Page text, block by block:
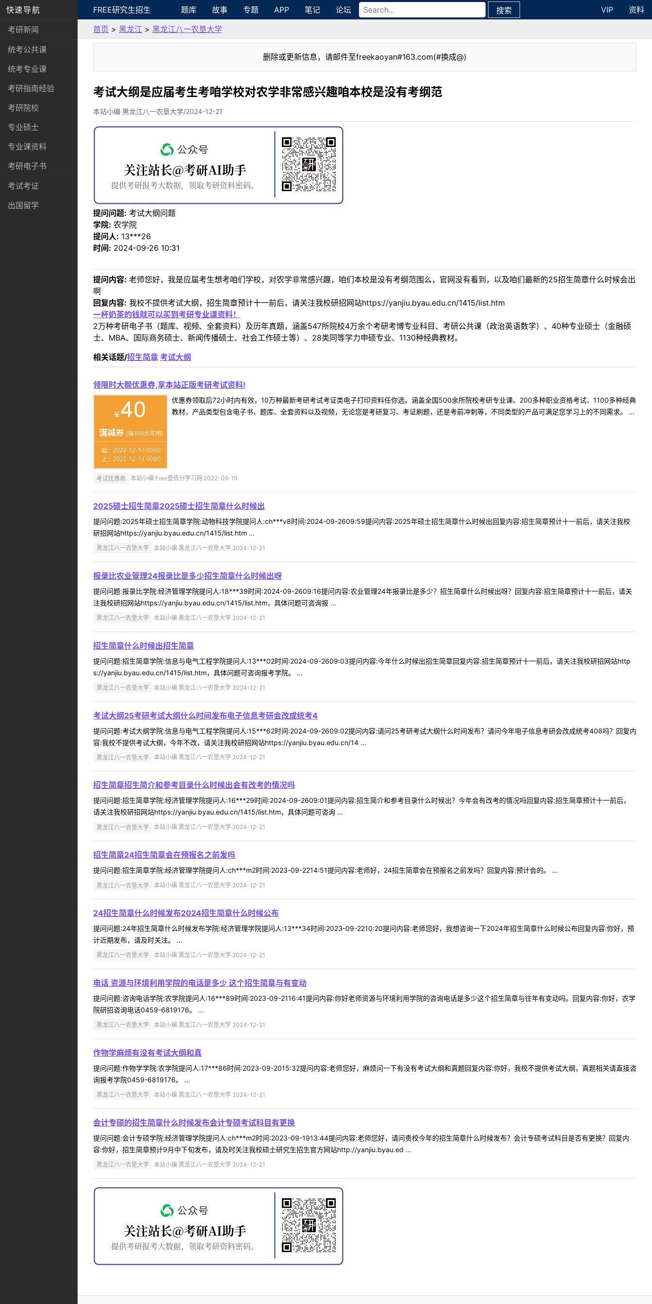
快速导航
考研新闻
统考公共课
统考专业课
考研指南经验
考研院校
专业硕士
专业课资料
考研电子书
考试考证
出国留学
FREE研究生招生 题库 故事 专题 APP 笔记 论坛 搜索 VIP
资料
首页 > 黑龙江 > 黑龙江八一农垦大学
删除或更新信息，请邮件至freekaoyan#163.com(#换成@)
考试大纲是应届考生考咱学校对农学非常感兴趣咱本校是没有考纲范
本站小编 黑龙江八一农垦大学/2024-12-21
提问问题: 考试大纲问题
学院: 农学院
提问人: 13***26
时间: 2024-09-26 10:31
提问内容: 老师您好，我是应届考生想考咱们学校，对农学非常感兴趣，咱们本校是没有考纲范围么，官网没有看到，以及咱们最新的25招生简章什么时候会出
啊
回复内容: 我校不提供考试大纲，招生简章预计十一前后，请关注我校研招网站https://yanjiu.byau.edu.cn/1415/list.htm
一杯奶茶的钱就可以买到考研专业课资料！
2万种考研电子书（题库、视频、全套资料）及历年真题，涵盖547所院校4万余个考研考博专业科目、考研公共课（政治英语数学）、40种专业硕士（金融硕
士、MBA、国际商务硕士、新闻传播硕士、社会工作硕士等）、28类同等学力申硕专业、1130种经典教材。
相关话题/招生简章 考试大纲
领限时大额优惠券,享本站正版考研考试资料!
优惠券领取后72小时内有效，10万种最新考研考试考证类电子打印资料任你选。涵盖全国500余所院校考研专业课、200多种职业资格考试、1100多种经典
教材，产品类型包含电子书、题库、全套资料以及视频，无论您是考研复习、考证刷题，还是考前冲刺等，不同类型的产品可满足您学习上的不同需求。 ...
考试优惠券 本站小编 Free壹佰分学习网 2022-09-19
2025硕士招生简章2025硕士招生简章什么时候出
提问问题:2025年硕士招生简章学院:动物科技学院提问人:ch***v8时间:2024-09-2609:59提问内容:2025年硕士招生简章什么时候出回复内容:招生简章预计十一前后，请关注我校
研招网站https://yanjiu.byau.edu.cn/1415/list.htm ...
黑龙江八一农垦大学 本站小编 黑龙江八一农垦大学 2024-12-21
报录比农业管理24报录比是多少招生简章什么时候出呀
提问问题:报录比学院:经济管理学院提问人:18***39时间:2024-09-2609:16提问内容:农业管理24年报录比是多少？招生简章什么时候出呀？回复内容:招生简章预计十一前后，请关
注我校研招网站https://yanjiu.byau.edu.cn/1415/list.htm，具体问题可咨询报 ...
黑龙江八一农垦大学 本站小编 黑龙江八一农垦大学 2024-12-21
招生简章什么时候出招生简章
提问问题:招生简章学院:信息与电气工程学院提问人:13***02时间:2024-09-2609:03提问内容:今年什么时候出招生简章回复内容:招生简章预计十一前后，请关注我校研招网站http
s://yanjiu.byau.edu.cn/1415/list.htm，具体问题可咨询报考学院。 ...
黑龙江八一农垦大学 本站小编 黑龙江八一农垦大学 2024-12-21
考试大纲25考研考试大纲什么时间发布电子信息考研会改成统考4
提问问题:考试大纲学院:信息与电气工程学院提问人:15***62时间:2024-09-2609:02提问内容:请问25考研考试大纲什么时间发布？请问今年电子信息考研会改成统考408吗？回复内
容:我校不提供考试大纲，今年不改，请关注我校研招网站https://yanjiu.byau.edu.cn/14 ...
黑龙江八一农垦大学 本站小编 黑龙江八一农垦大学 2024-12-21
招生简章招生简介和参考目录什么时候出会有改考的情况吗
提问问题:招生简章学院:经济管理学院提问人:16***29时间:2024-09-2609:01提问内容:招生简介和参考目录什么时候出？今年会有改考的情况吗回复内容:招生简章预计十一前后，
请关注我校研招网站https://yanjiu.byau.edu.cn/1415/list.htm，具体问题可咨询 ...
黑龙江八一农垦大学 本站小编 黑龙江八一农垦大学 2024-12-21
招生简章24招生简章会在预报名之前发吗
提问问题:招生简章学院:经济管理学院提问人:ch***m2时间:2023-09-2214:51提问内容:老师好，24招生简章会在预报名之前发吗？回复内容:预计会的。 ...
黑龙江八一农垦大学 本站小编 黑龙江八一农垦大学 2024-12-21
24招生简章什么时候发布2024招生简章什么时候公布
提问问题:24年招生简章什么时候发布学院:经济管理学院提问人:13***34时间:2023-09-2210:20提问内容:老师您好，我想咨询一下2024年招生简章什么时候公布回复内容:你好，预
计近期发布，请及时关注。 ...
黑龙江八一农垦大学 本站小编 黑龙江八一农垦大学 2024-12-21
电话 资源与环境利用学院的电话是多少 这个招生简章与有变动
提问问题:咨询电话学院:农学院提问人:16***89时间:2023-09-2116:41提问内容:你好老师资源与环境利用学院的咨询电话是多少这个招生简章与往年有变动吗。回复内容:你好，农学
院研招咨询电话0459-6819176。 ...
黑龙江八一农垦大学 本站小编 黑龙江八一农垦大学 2024-12-21
作物学麻烦有没有考试大纲和真
提问问题:作物学学院:农学院提问人:17***86时间:2023-09-2015:32提问内容:老师您好，麻烦问一下有没有考试大纲和真题回复内容:你好，我校不提供考试大纲，真题相关请直接咨
询报考学院0459-6819176。 ...
黑龙江八一农垦大学 本站小编 黑龙江八一农垦大学 2024-12-21
会计专硕的招生简章什么时候发布会计专硕考试科目有更换
提问问题:会计专硕学院:经济管理学院提问人:ch***m2时间:2023-09-1913:44提问内容:老师您好，请问贵校今年的招生简章什么时候发布？会计专硕考试科目是否有更换？回复内
容:你好，招生简章预计9月中下旬发布，请及时关注我校硕士研究生招生官方网站http://yanjiu.byau.ed ...
黑龙江八一农垦大学 本站小编 黑龙江八一农垦大学 2024-12-21